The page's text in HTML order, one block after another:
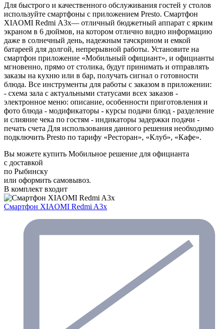
Для быстрого и качественного обслуживания гостей у столов
используйте смартфоны с приложением Presto. Смартфон
XIAOMI Redmi А3x— отличный бюджетный аппарат с ярким
экраном в 6 дюймов, на котором отлично видно информацию
даже в солнечный день, надежным тачскрином и емкой
батареей для долгой, непрерывной работы. Установите на
смартфон приложение «Мобильный официант», и официанты
мгновенно, прямо от столика, будут принимать и отправлять
заказы на кухню или в бар, получать сигнал о готовности
блюда. Все инструменты для работы с заказом в приложении:
- cхема зала с актуальными статусами всех заказов -
электронное меню: описание, особенности приготовления и
фото блюда - модификаторы - курсы подачи блюд - разделение
и слияние чека по гостям - индикаторы задержки подачи -
печать счета Для использования данного решения необходимо
подключить Presto по тарифу «Ресторан», «Клуб», «Кафе».
Вы можете купить Мобильное решение для официанта
с доставкой
по Рыбинску
или оформить самовывоз.
В комплект входит
Смартфон XIAOMI Redmi A3x